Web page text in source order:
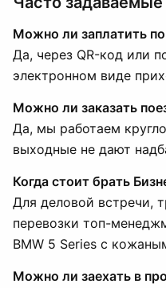
Можно ли заплатить
Да, через QR-код или
электронном виде
Можно ли заказать
Да, мы работаем
выходные не дают
Когда стоит брать
Для деловой встречи,
перевозки топ-
BMW 5 Series с
Можно ли заехать в